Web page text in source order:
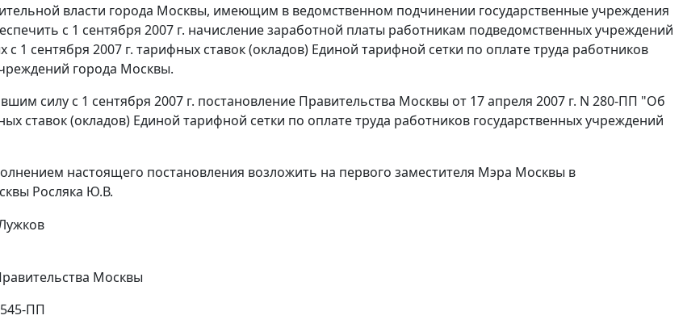
власти города Москвы, имеющим в ведомственном подчинении государственные учреждения
с 1 сентября 2007 г. начисление заработной платы работникам подведомственных учреждений
с 1 сентября 2007 г. тарифных ставок (окладов) Единой тарифной сетки по оплате труда работников
города Москвы.
силу с 1 сентября 2007 г. постановление Правительства Москвы от 17 апреля 2007 г. N 280-ПП "Об
ставок (окладов) Единой тарифной сетки по оплате труда работников государственных учреждений
настоящего постановления возложить на первого заместителя Мэра Москвы в
Росляка Ю.В.
Москвы
ПП